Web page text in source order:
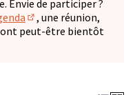
Envie de participer ?
(S'ouvre dans un
, une réunion,
peut-être bientôt